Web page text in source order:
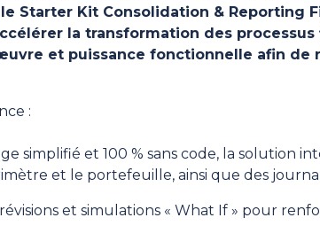
Starter Kit Consolidation & Reporting
la transformation des
et puissance fonctionnelle afin de
:
simplifié et 100 % sans code, la solution
et le portefeuille, ainsi que des
et simulations « What If » pour